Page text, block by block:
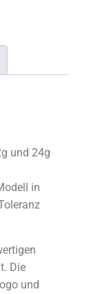
und 24g
in
Die
und